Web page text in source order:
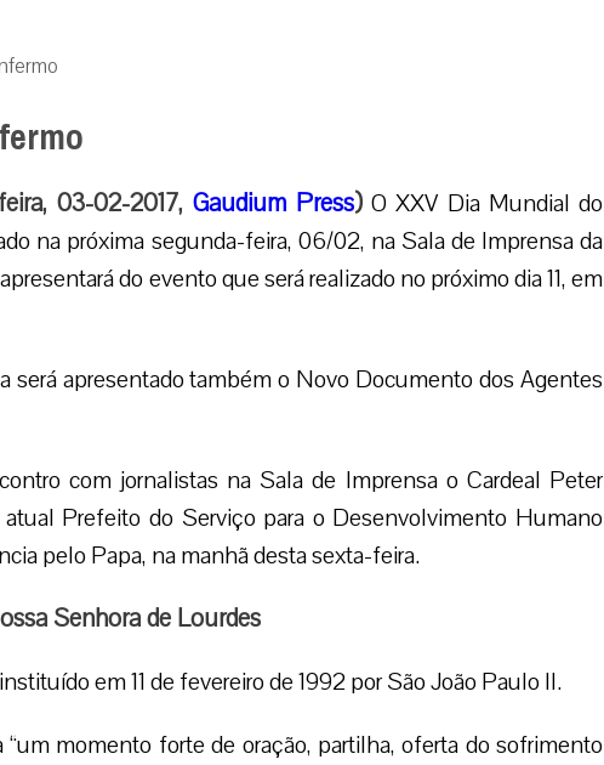
03-02-2017, Gaudium Press) O XXV Dia Mundial do
na próxima segunda-feira, 06/02, na Sala de Imprensa da
do evento que será realizado no próximo dia 11, em
será apresentado também o Novo Documento dos Agentes
com jornalistas na Sala de Imprensa o Cardeal Peter
Prefeito do Serviço para o Desenvolvimento Humano
pelo Papa, na manhã desta sexta-feira.
Senhora de Lourdes
em 11 de fevereiro de 1992 por São João Paulo II.
“um momento forte de oração, partilha, oferta do sofrimento